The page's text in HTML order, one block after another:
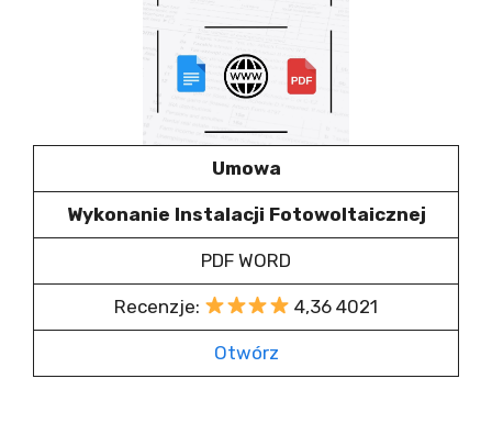
Umowa
Wykonanie Instalacji Fotowoltaicznej
PDF WORD
Recenzje: 4,36 4021
Otwórz